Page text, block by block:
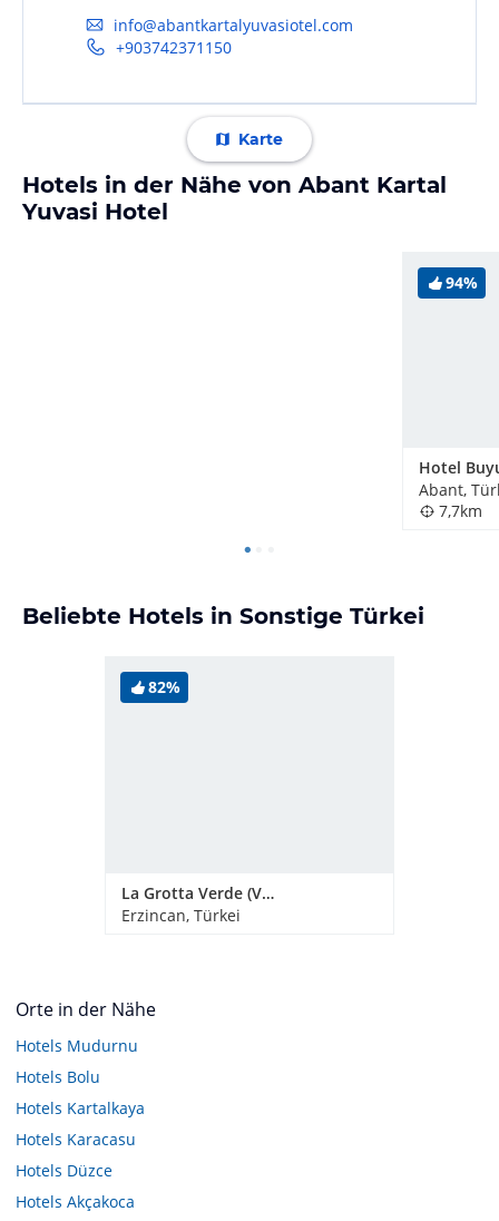
info@abantkartalyuvasiotel.com
+903742371150
Karte
Hotels in der Nähe von Abant Kartal
Yuvasi Hotel
94%
Hotel
Abant,
7,7km
Beliebte Hotels in Sonstige Türkei
82%
La Grotta Verde (Vorgänger-Hotel - existiert nicht mehr)
Erzincan, Türkei
Orte in der Nähe
Hotels Mudurnu
Hotels Bolu
Hotels Kartalkaya
Hotels Karacasu
Hotels Düzce
Hotels Akçakoca